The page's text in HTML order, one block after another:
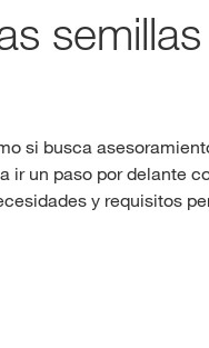
si busca
ir un paso por delante
y requisitos